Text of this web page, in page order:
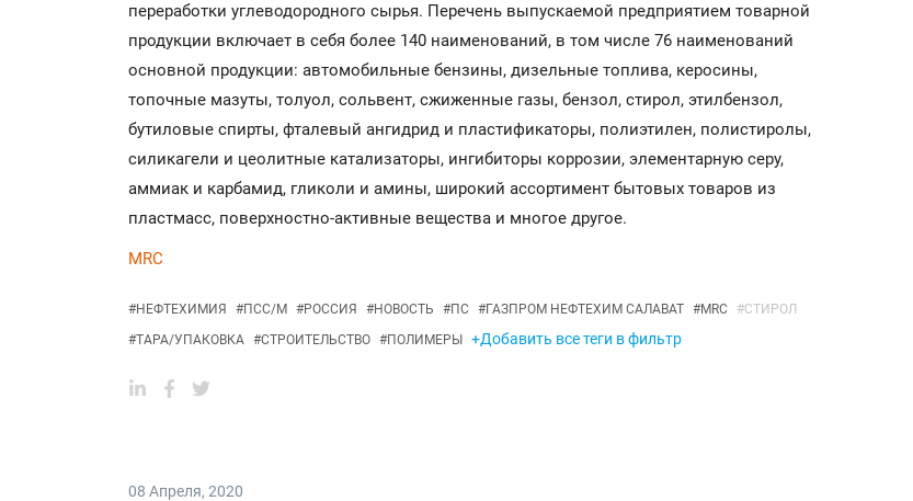
переработки углеводородного сырья. Перечень выпускаемой предприятием товарной
продукции включает в себя более 140 наименований, в том числе 76 наименований
основной продукции: автомобильные бензины, дизельные топлива, керосины,
топочные мазуты, толуол, сольвент, сжиженные газы, бензол, стирол, этилбензол,
бутиловые спирты, фталевый ангидрид и пластификаторы, полиэтилен, полистиролы,
силикагели и цеолитные катализаторы, ингибиторы коррозии, элементарную серу,
аммиак и карбамид, гликоли и амины, широкий ассортимент бытовых товаров из
пластмасс, поверхностно-активные вещества и многое другое.
MRC
#НЕФТЕХИМИЯ #ПСС/М #РОССИЯ #НОВОСТЬ #ПС #ГАЗПРОМ НЕФТЕХИМ САЛАВАТ #MRC #СТИРОЛ
#ТАРА/УПАКОВКА #СТРОИТЕЛЬСТВО #ПОЛИМЕРЫ +Добавить все теги в фильтр
08 Апреля, 2020